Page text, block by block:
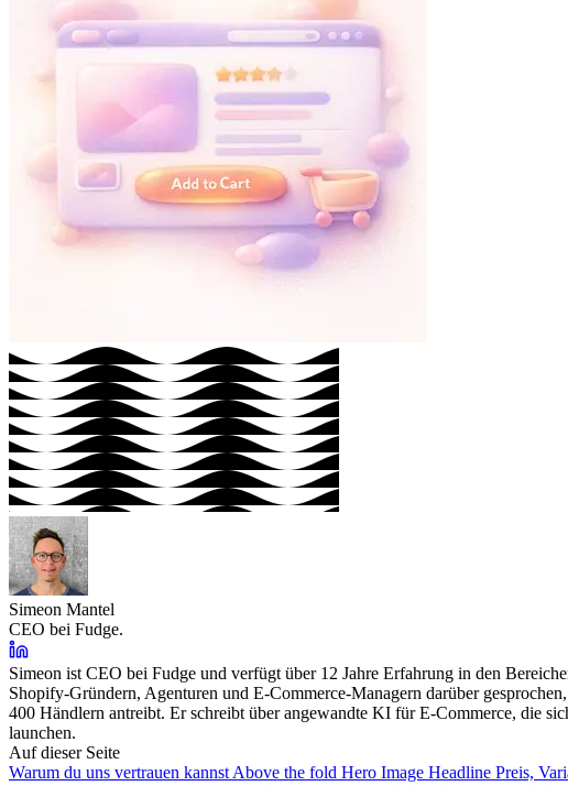
Simeon Mantel
CEO bei Fudge.
Simeon ist CEO bei Fudge und verfügt über 12 Jahre Erfahrung in den
Shopify-Gründern, Agenturen und E-Commerce-Managern darüber
400 Händlern antreibt. Er schreibt über angewandte KI für E-Commerce, die
launchen.
Auf dieser Seite
Warum du uns vertrauen kannst Above the fold Hero Image Headline Preis,